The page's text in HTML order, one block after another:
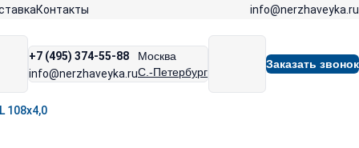
Контакты info@nerzhaveyka.ru
+7 (495) 374-55-88
info@nerzhaveyka.ru
Москва
С.-Петербург
Заказать звонок
108х4,0